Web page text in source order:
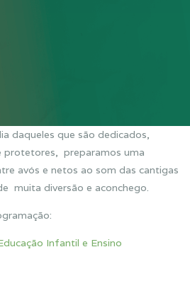
daqueles que são dedicados,
protetores, preparamos uma
avós e netos ao som das cantigas
muita diversão e aconchego.
Infantil e Ensino